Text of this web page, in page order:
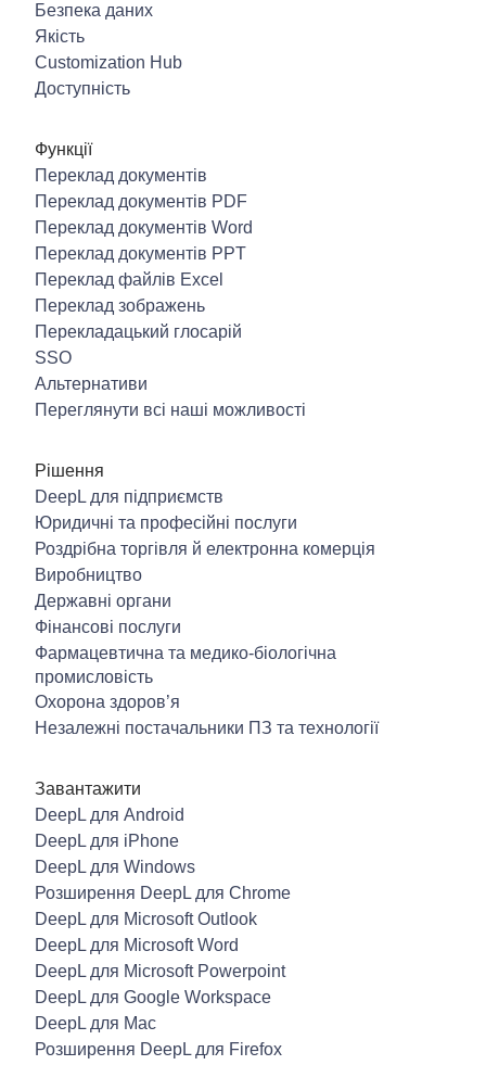
Безпека даних
Якість
Customization Hub
Доступність
Функції
Переклад документів
Переклад документів PDF
Переклад документів Word
Переклад документів PPT
Переклад файлів Excel
Переклад зображень
Перекладацький глосарій
SSO
Альтернативи
Переглянути всі наші можливості
Рішення
DeepL для підприємств
Юридичні та професійні послуги
Роздрібна торгівля й електронна комерція
Виробництво
Державні органи
Фінансові послуги
Фармацевтична та медико-біологічна
промисловість
Охорона здоров’я
Незалежні постачальники ПЗ та технології
Завантажити
DeepL для Android
DeepL для iPhone
DeepL для Windows
Розширення DeepL для Chrome
DeepL для Microsoft Outlook
DeepL для Microsoft Word
DeepL для Microsoft Powerpoint
DeepL для Google Workspace
DeepL для Mac
Розширення DeepL для Firefox